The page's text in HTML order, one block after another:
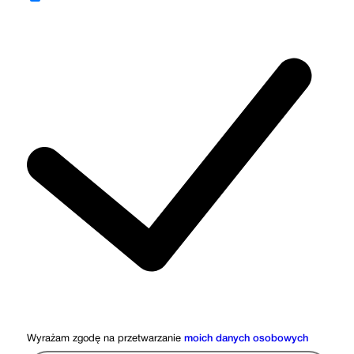
Wyrażam zgodę na przetwarzanie moich danych osobowych